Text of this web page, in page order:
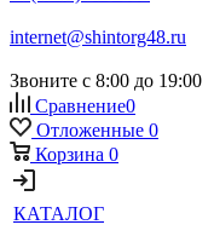
internet@shintorg48.ru
Звоните с 8:00 до 19:00
Сравнение0
Отложенные 0
Корзина 0
КАТАЛОГ